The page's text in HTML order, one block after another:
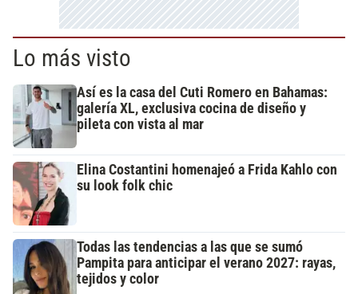
Lo más visto
Así es la casa del Cuti Romero en Bahamas:
galería XL, exclusiva cocina de diseño y
pileta con vista al mar
Elina Costantini homenajeó a Frida Kahlo con
su look folk chic
Todas las tendencias a las que se sumó
Pampita para anticipar el verano 2027: rayas,
tejidos y color